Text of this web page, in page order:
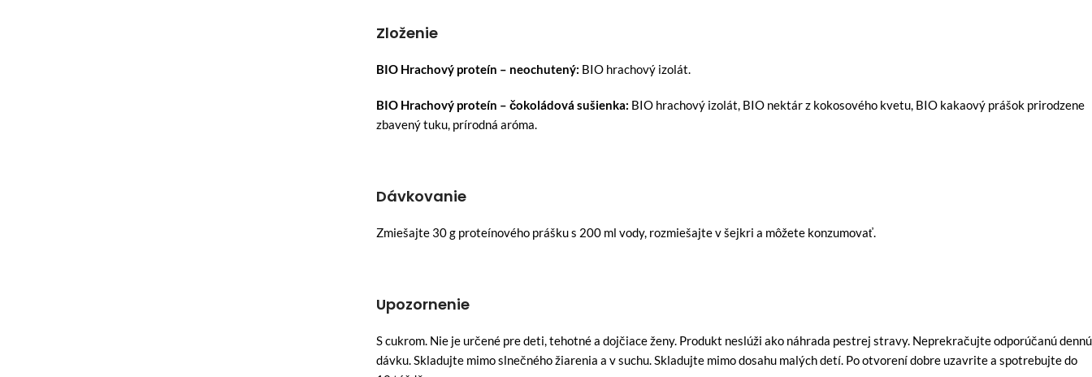
Zloženie
BIO Hrachový proteín – neochutený: BIO hrachový izolát.
BIO Hrachový proteín – čokoládová sušienka: BIO hrachový izolát, BIO nektár z kokosového kvetu, BIO kakaový prášok prirodzene
zbavený tuku, prírodná aróma.
Dávkovanie
Zmiešajte 30 g proteínového prášku s 200 ml vody, rozmiešajte v šejkri a môžete konzumovať.
Upozornenie
S cukrom. Nie je určené pre deti, tehotné a dojčiace ženy. Produkt neslúži ako náhrada pestrej stravy. Neprekračujte odporúčanú dennú
dávku. Skladujte mimo slnečného žiarenia a v suchu. Skladujte mimo dosahu malých detí. Po otvorení dobre uzavrite a spotrebujte do